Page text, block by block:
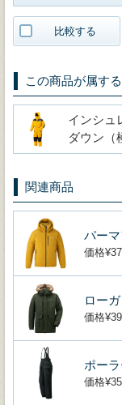
比較する
この商品が属す
インシュ
ダウン（
関連商品
パー
価格
ロー
価格
ポー
価格